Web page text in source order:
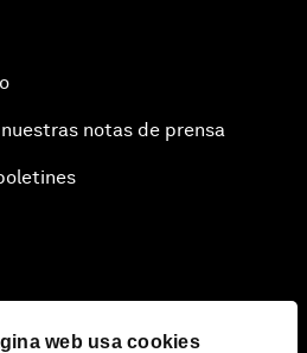
web usa cookies
notas de prensa